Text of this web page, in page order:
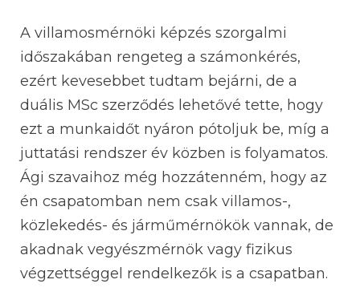
A villamosmérnöki képzés szorgalmi
időszakában rengeteg a számonkérés,
ezért kevesebbet tudtam bejárni, de a
duális MSc szerződés lehetővé tette, hogy
ezt a munkaidőt nyáron pótoljuk be, míg a
juttatási rendszer év közben is folyamatos.
Ági szavaihoz még hozzátenném, hogy az
én csapatomban nem csak villamos-,
közlekedés- és járműmérnökök vannak, de
akadnak vegyészmérnök vagy fizikus
végzettséggel rendelkezők is a csapatban.